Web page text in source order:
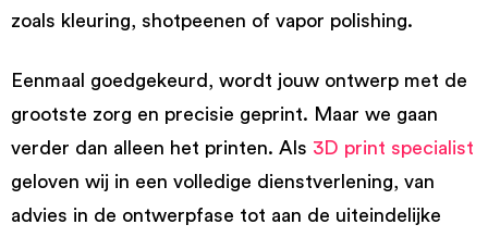
zoals kleuring, shotpeenen of vapor polishing.
Eenmaal goedgekeurd, wordt jouw ontwerp met de
grootste zorg en precisie geprint. Maar we gaan
verder dan alleen het printen. Als 3D print specialist
geloven wij in een volledige dienstverlening, van
advies in de ontwerpfase tot aan de uiteindelijke